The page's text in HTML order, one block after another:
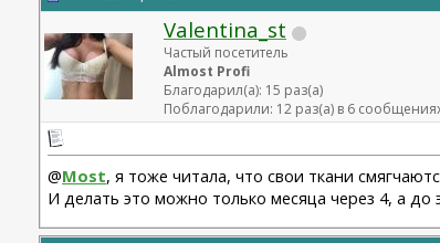
11.24 смас+эндо лба Барсегян Овсеп
+ липофилинг кистей рук Джимиев Мулдар (в
Замена Мотива Эрго 475сс деми 20.03.23 Арамян
коррекция складки 04.24 + коррекция
Липофилинг лица + нити 10.2022 - Андрющенко
Рино 2020 - Константинов Бадри,
Миниабдо + грыжа 2019 - Малкаров
Valentina_st
Частый посетитель
Almost Profi
Благодарил(а): 15 раз(а)
Поблагодарили: 12 раз(а) в 6
@Most, я тоже читала, что свои ткани
И делать это можно только месяца через 4, а до